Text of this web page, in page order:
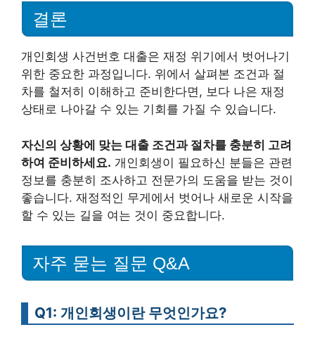
결론
개인회생 사건번호 대출은 재정 위기에서 벗어나기
위한 중요한 과정입니다. 위에서 살펴본 조건과 절
차를 철저히 이해하고 준비한다면, 보다 나은 재정
상태로 나아갈 수 있는 기회를 가질 수 있습니다.
자신의 상황에 맞는 대출 조건과 절차를 충분히 고려
하여 준비하세요. 개인회생이 필요하신 분들은 관련
정보를 충분히 조사하고 전문가의 도움을 받는 것이
좋습니다. 재정적인 무게에서 벗어나 새로운 시작을
할 수 있는 길을 여는 것이 중요합니다.
자주 묻는 질문 Q&A
Q1: 개인회생이란 무엇인가요?